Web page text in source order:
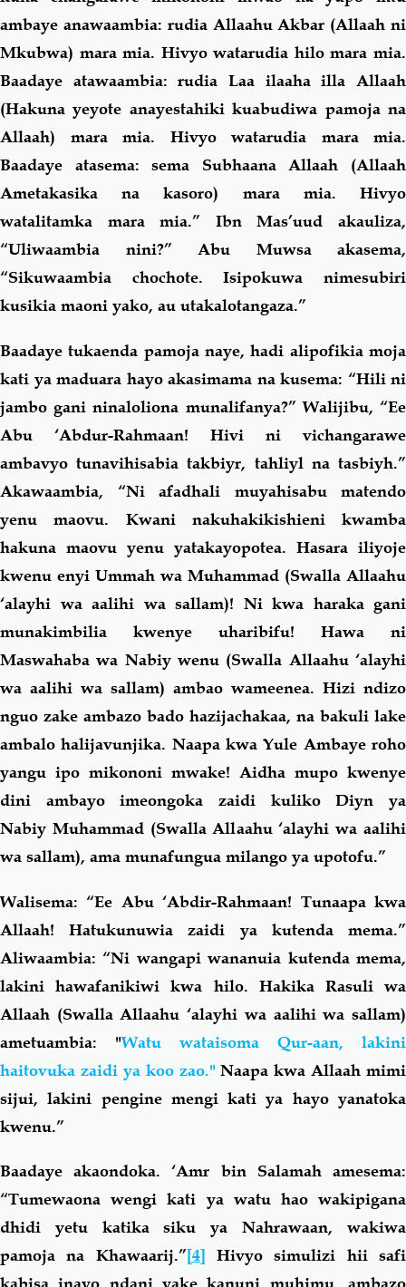
ambaye anawaambia: rudia Allaahu Akbar (Allaah ni
Mkubwa) mara mia. Hivyo watarudia hilo mara mia.
Baadaye atawaambia: rudia Laa ilaaha illa Allaah
(Hakuna yeyote anayestahiki kuabudiwa pamoja na
Allaah) mara mia. Hivyo watarudia mara mia.
Baadaye atasema: sema Subhaana Allaah (Allaah
Ametakasika na kasoro) mara mia. Hivyo
watalitamka mara mia.” Ibn Mas’uud akauliza,
“Uliwaambia nini?” Abu Muwsa akasema,
“Sikuwaambia chochote. Isipokuwa nimesubiri
kusikia maoni yako, au utakalotangaza.”
Baadaye tukaenda pamoja naye, hadi alipofikia moja
kati ya maduara hayo akasimama na kusema: “Hili ni
jambo gani ninaloliona munalifanya?” Walijibu, “Ee
Abu ‘Abdur-Rahmaan! Hivi ni vichangarawe
ambavyo tunavihisabia takbiyr, tahliyl na tasbiyh.”
Akawaambia, “Ni afadhali muyahisabu matendo
yenu maovu. Kwani nakuhakikishieni kwamba
hakuna maovu yenu yatakayopotea. Hasara iliyoje
kwenu enyi Ummah wa Muhammad (Swalla Allaahu
‘alayhi wa aalihi wa sallam)! Ni kwa haraka gani
munakimbilia kwenye uharibifu! Hawa ni
Maswahaba wa Nabiy wenu (Swalla Allaahu ‘alayhi
wa aalihi wa sallam) ambao wameenea. Hizi ndizo
nguo zake ambazo bado hazijachakaa, na bakuli lake
ambalo halijavunjika. Naapa kwa Yule Ambaye roho
yangu ipo mikononi mwake! Aidha mupo kwenye
dini ambayo imeongoka zaidi kuliko Diyn ya
Nabiy Muhammad (Swalla Allaahu ‘alayhi wa aalihi
wa sallam), ama munafungua milango ya upotofu.”
Walisema: “Ee Abu ‘Abdir-Rahmaan! Tunaapa kwa
Allaah! Hatukunuwia zaidi ya kutenda mema.”
Aliwaambia: “Ni wangapi wananuia kutenda mema,
lakini hawafanikiwi kwa hilo. Hakika Rasuli wa
Allaah (Swalla Allaahu ‘alayhi wa aalihi wa sallam)
ametuambia: "Watu wataisoma Qur-aan, lakini
haitovuka zaidi ya koo zao." Naapa kwa Allaah mimi
sijui, lakini pengine mengi kati ya hayo yanatoka
kwenu.”
Baadaye akaondoka. ‘Amr bin Salamah amesema:
“Tumewaona wengi kati ya watu hao wakipigana
dhidi yetu katika siku ya Nahrawaan, wakiwa
pamoja na Khawaarij.”[4] Hivyo simulizi hii safi